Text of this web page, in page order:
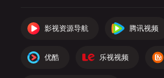
影视资源导航 腾讯视频
优酷 乐视视频